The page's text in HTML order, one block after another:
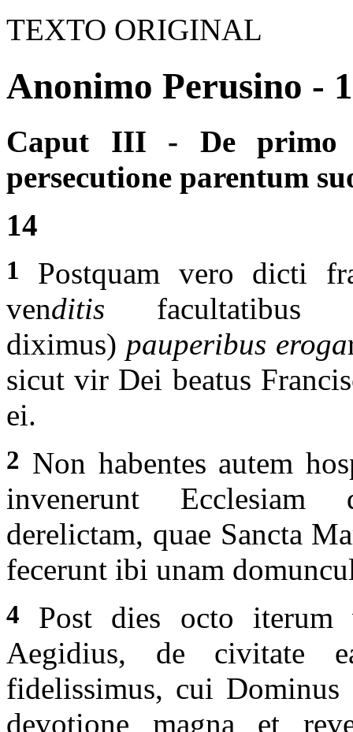
TEXTO ORIGINAL
Anonimo Perusino -
Caput III ‑ De
persecutione parentum
14
1
Postquam vero dicti
venditis
diximus) pauperibus eroga
sicut vir Dei beatus
ei.
2 Non habentes autem
invenerunt Ecclesiam
derelictam, quae Sancta
fecerunt ibi unam
4
Post dies octo
Aegidius, de civitate
fidelissimus, cui
devotione magna et